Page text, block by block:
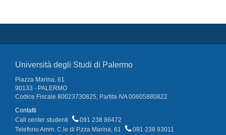
Università degli Studi di Palermo
Piazza Marina, 61
90133 - PALERMO
Codice Fiscale 80023730825, Partita IVA 00605880822
Contatti
Call center studenti
091 238 86472
Telefono Amm. C.le di P.zza Marina, 61
091 238 93011